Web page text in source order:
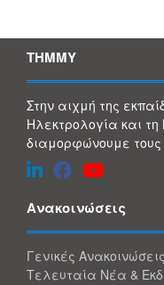
ΤΗΜΜΥ
Στην αιχμή της
Ηλεκτρολογία και
διαμορφώνουμε τους
Ανακοινώσεις
Γενικές Ανακοινώσεις
Τελευταία Νέα &